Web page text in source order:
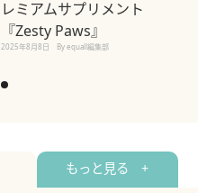
レミアムサプリメント
『Zesty Paws』
2025年8月8日 By equall編集部
もっと見る +